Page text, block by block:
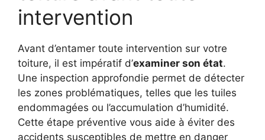
intervention
Avant d’entamer toute intervention sur votre
toiture, il est impératif d’examiner son état.
Une inspection approfondie permet de détecter
les zones problématiques, telles que les tuiles
endommagées ou l’accumulation d’humidité.
Cette étape préventive vous aide à éviter des
accidents susceptibles de mettre en danger